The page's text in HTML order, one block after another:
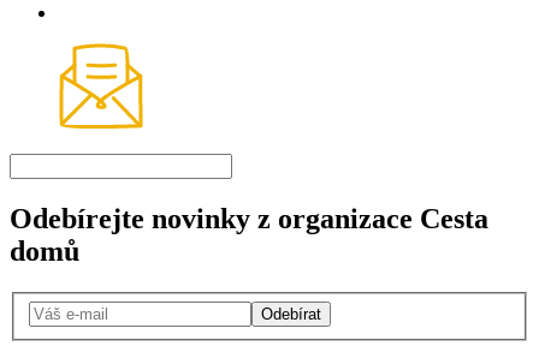
Odebírejte novinky z organizace Cesta
domů
Odebírat